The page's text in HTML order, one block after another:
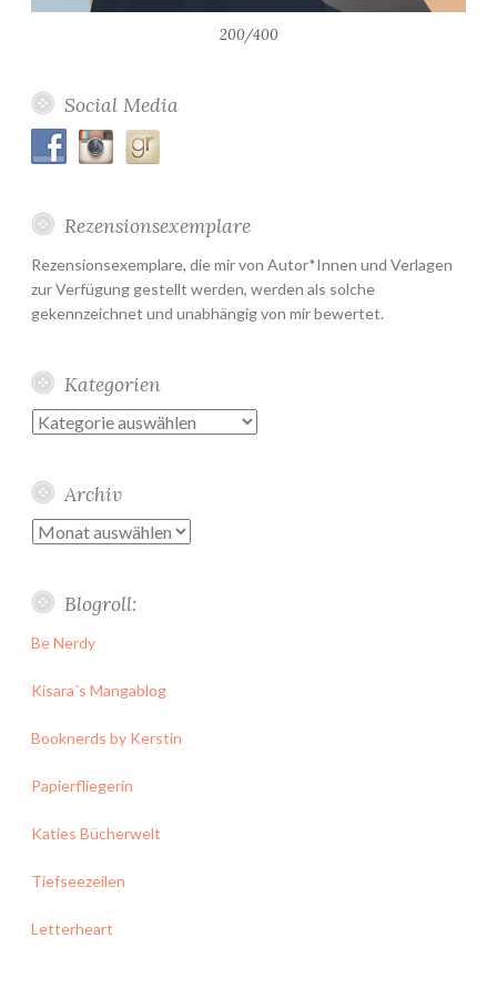
200/400
Social Media
Rezensionsexemplare
Rezensionsexemplare, die mir von Autor*Innen und Verlagen
zur Verfügung gestellt werden, werden als solche
gekennzeichnet und unabhängig von mir bewertet.
Kategorien
Kategorien
Archiv
Archiv
Blogroll:
Be Nerdy
Kisara´s Mangablog
Booknerds by Kerstin
Papierfliegerin
Katies Bücherwelt
Tiefseezeilen
Letterheart